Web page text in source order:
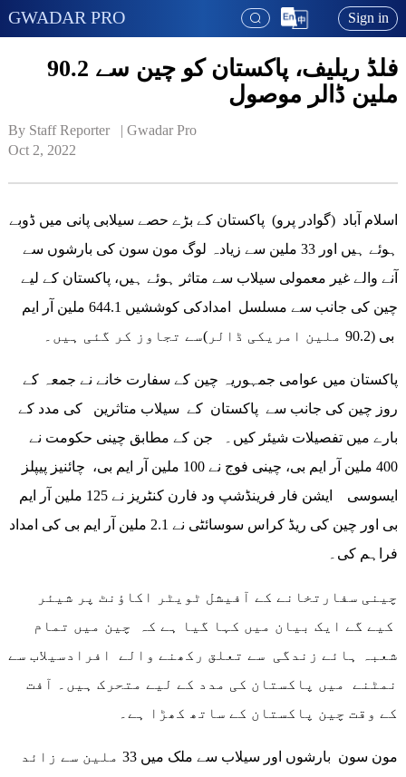
GWADAR PRO Sign in
فلڈ ریلیف، پاکستان کو چین سے 90.2
ملین ڈالر موصول
By Staff Reporter   | Gwadar Pro
Oct 2, 2022
اسلام آباد (گوادر پرو) پاکستان کے بڑے حصے سیلابی پانی میں ڈوبے
ہوئے ہیں اور 33 ملین سے زیادہ لوگ مون سون کی بارشوں سے
آنے والے غیر معمولی سیلاب سے متاثر ہوئے ہیں، پاکستان کے لیے
چین کی جانب سے مسلسل امدادکی کوششیں 644.1 ملین آر ایم
پاکستان میں عوامی جمہوریہ چین کے سفارت خانے نے جمعہ کے
روز چین کی جانب سے پاکستان کے سیلاب متاثرین کی مدد کے
بارے میں تفصیلات شیئر کیں۔ جن کے مطابق چینی حکومت نے
400 ملین آر ایم بی، چینی فوج نے 100 ملین آر ایم بی، چائنیز پیپلز
ایسوسی ایشن فار فرینڈشپ ود فارن کنٹریز نے 125 ملین آر ایم
بی اور چین کی ریڈ کراس سوسائٹی نے 2.1 ملین آر ایم بی کی امداد
فراہم کی۔
کیے گے ایک بیان میں کہا گیا ہے کہ چین میں تمام
شعبہ ہائے زندگی سے تعلق رکھنے والے افرادسیلاب سے
نمٹنے میں پاکستان کی مدد کے لیے متحرک ہیں۔ آفت
کے وقت چین پاکستان کے ساتھ کھڑا ہے۔
مون سون بارشوں اور سیلاب سے ملک میں 33 ملین سے زائد